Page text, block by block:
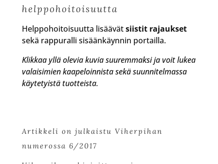
helppohoitoisuutta
Helppohoitoisuutta lisäävätsiistit rajaukset
sekä rappuralli sisäänkäynnin portailla.
Klikkaa yllä olevia kuvia suuremmaksi ja voit lukea
valaisimien kaapeloinnista sekä suunnitelmassa
käytetyistä tuotteista.
Artikkeli on julkaistu Viherpihan
numerossa 6/2017